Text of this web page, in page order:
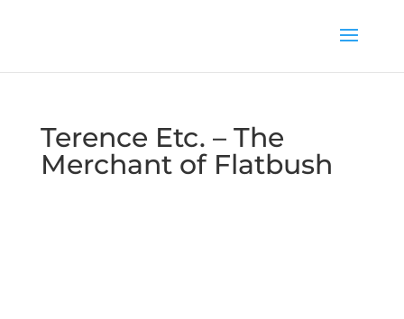
Terence Etc. – The
Merchant of Flatbush